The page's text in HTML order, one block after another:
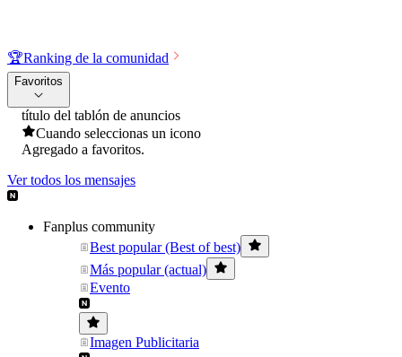
🏆Ranking de la comunidad
Favoritos
título del tablón de anuncios
Cuando seleccionas un icono
Agregado a favoritos.
Ver todos los mensajes
Fanplus community
Best popular (Best of best)
Más popular (actual)
Evento
Imagen Publicitaria